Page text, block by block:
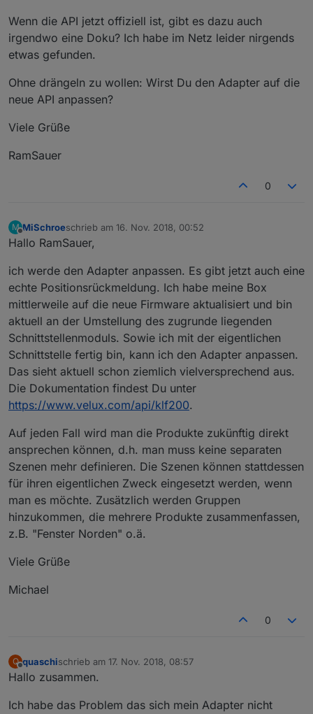
Wenn die API jetzt offiziell ist, gibt es dazu auch
irgendwo eine Doku? Ich habe im Netz leider nirgends
etwas gefunden.
Ohne drängeln zu wollen: Wirst Du den Adapter auf die
neue API anpassen?
Viele Grüße
RamSauer
0
M
Offline
MiSchroeschrieb am 16. Nov. 2018, 00:52
zuletzt editiert von
Hallo RamSauer,
ich werde den Adapter anpassen. Es gibt jetzt auch eine
echte Positionsrückmeldung. Ich habe meine Box
mittlerweile auf die neue Firmware aktualisiert und bin
aktuell an der Umstellung des zugrunde liegenden
Schnittstellenmoduls. Sowie ich mit der eigentlichen
Schnittstelle fertig bin, kann ich den Adapter anpassen.
Das sieht aktuell schon ziemlich vielversprechend aus.
Die Dokumentation findest Du unter
https://www.velux.com/api/klf200.
Auf jeden Fall wird man die Produkte zukünftig direkt
ansprechen können, d.h. man muss keine separaten
Szenen mehr definieren. Die Szenen können stattdessen
für ihren eigentlichen Zweck eingesetzt werden, wenn
man es möchte. Zusätzlich werden Gruppen
hinzukommen, die mehrere Produkte zusammenfassen,
z.B. "Fenster Norden" o.ä.
Viele Grüße
Michael
0
Q
Offline
quaschischrieb am 17. Nov. 2018, 08:57
zuletzt editiert von
Hallo zusammen.
Ich habe das Problem das sich mein Adapter nicht